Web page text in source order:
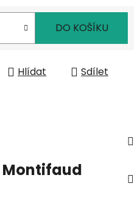
DO KOŠÍKU
Hlídat Sdílet